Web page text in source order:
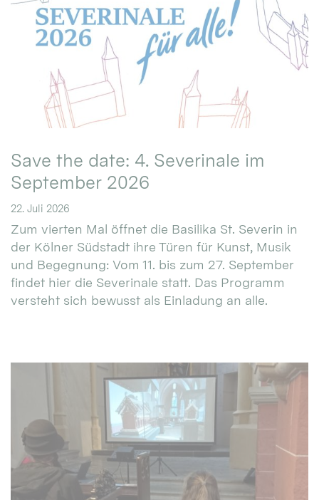
Save the date: 4. Severinale im
September 2026
22. Juli 2026
Zum vierten Mal öffnet die Basilika St. Severin in
der Kölner Südstadt ihre Türen für Kunst, Musik
und Begegnung: Vom 11. bis zum 27. September
findet hier die Severinale statt. Das Programm
versteht sich bewusst als Einladung an alle.